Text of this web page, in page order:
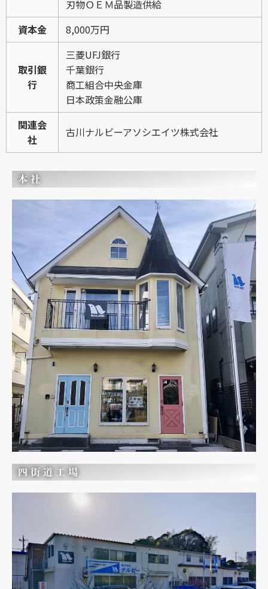
刃物ＯＥＭ品製造供給
資本金
8,000万円
取引銀
行
三菱UFJ銀行
千葉銀行
商工組合中央金庫
日本政策金融公庫
関連会
社
古川ナルビーアソシエイツ株式会社
本社
四街道工場